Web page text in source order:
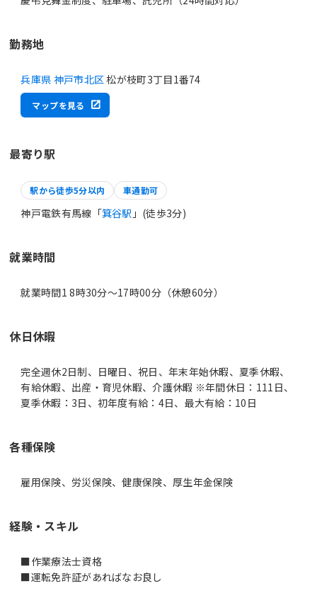
勤務地
兵庫県 神戸市北区松が枝町3丁目1番74
マップを見る
最寄り駅
駅から徒歩5分以内 車通勤可
神戸電鉄有馬線「箕谷駅 」(徒歩3分)
就業時間
就業時間1 8時30分〜17時00分（休憩60分）
休日休暇
完全週休2日制、日曜日、祝日、年末年始休暇、夏季休暇、
有給休暇、出産・育児休暇、介護休暇 ※年間休日：111日、
夏季休暇：3日、初年度有給：4日、最大有給：10日
各種保険
雇用保険、労災保険、健康保険、厚生年金保険
経験・スキル
■作業療法士資格
■運転免許証があればなお良し